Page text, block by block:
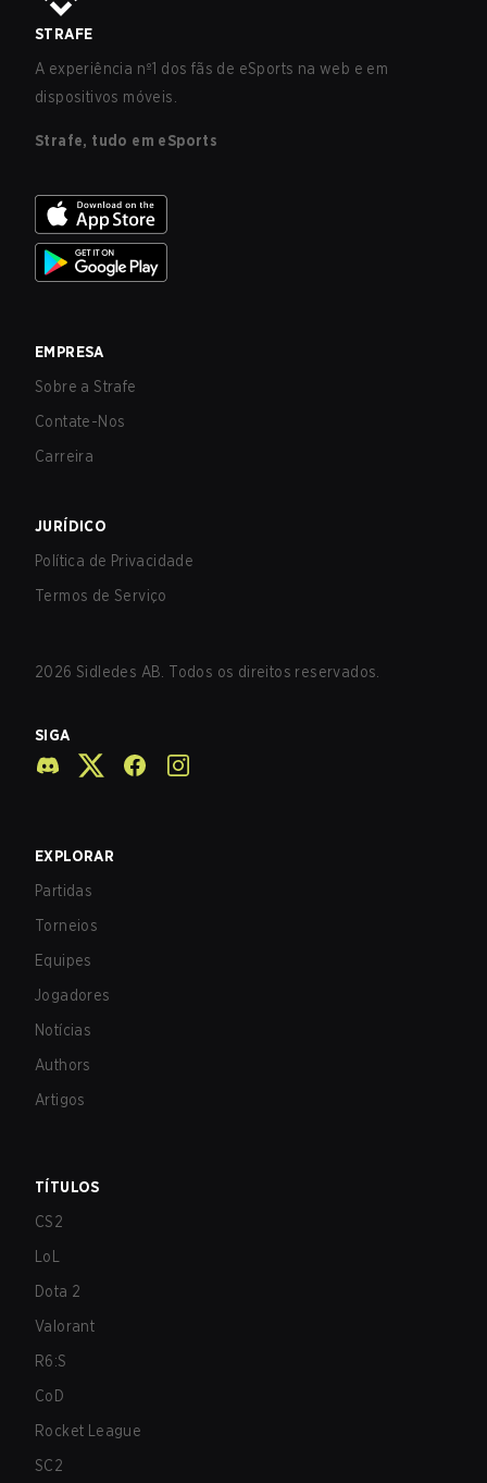
STRAFE
A experiência nº1 dos fãs de eSports na web e em
dispositivos móveis.
Strafe, tudo em eSports
EMPRESA
Sobre a Strafe
Contate-Nos
Carreira
JURÍDICO
Política de Privacidade
Termos de Serviço
2026 Sidledes AB. Todos os direitos reservados.
SIGA
EXPLORAR
Partidas
Torneios
Equipes
Jogadores
Notícias
Authors
Artigos
TÍTULOS
CS2
LoL
Dota 2
Valorant
R6:S
CoD
Rocket League
SC2